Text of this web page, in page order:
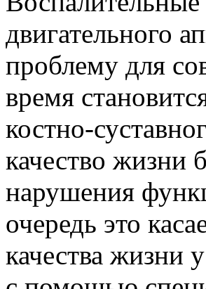
двигательного
проблему для
время
костно-
качество жизни
нарушения
очередь это
качества жизни